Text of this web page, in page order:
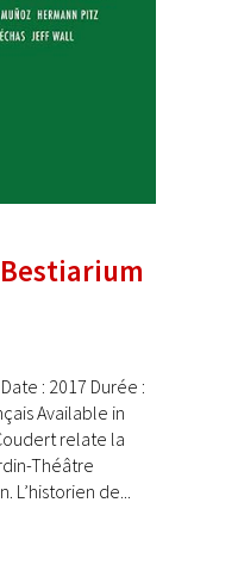
: 2017 Durée :
Available in
relate la
Théâtre
L’historien de...